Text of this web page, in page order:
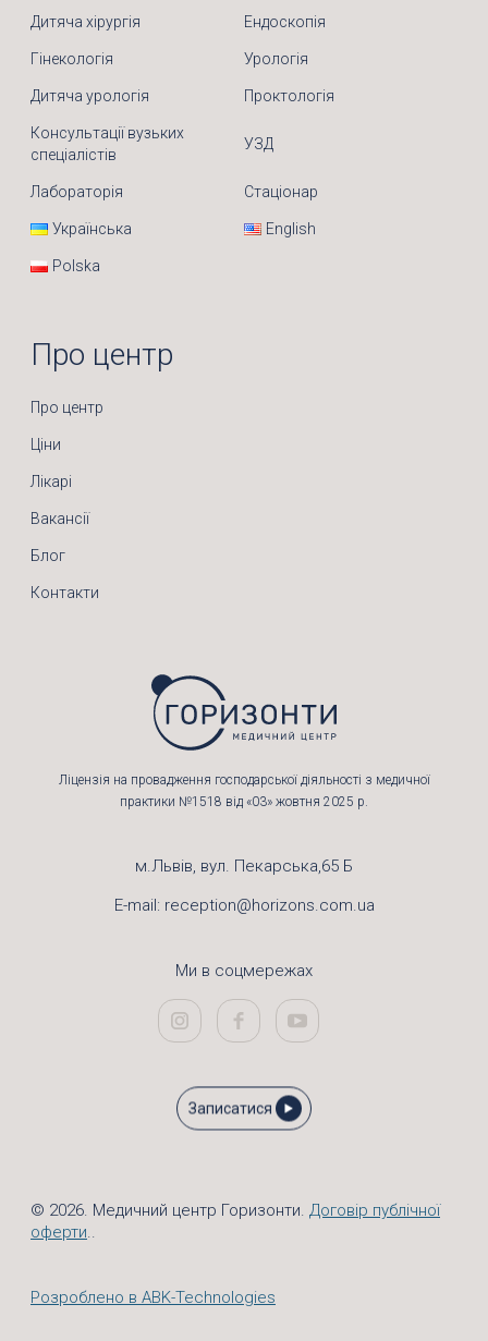
Дитяча хірургія Ендоскопія
Гінекологія Урологія
Дитяча урологія Проктологія
Консультації вузьких
спеціалістів
УЗД
Лабораторія Стаціонар
Українська English
Polska
Про центр
Про центр
Ціни
Лікарі
Вакансії
Блог
Контакти
Ліцензія на провадження господарської діяльності з медичної
практики №1518 від «03» жовтня 2025 р.
м.Львів, вул. Пекарська,65 Б
E-mail: reception@horizons.com.ua
Ми в соцмережах
Записатися
© 2026. Медичний центр Горизонти. Договір публічної
оферти..
Розроблено в ABK-Technologies